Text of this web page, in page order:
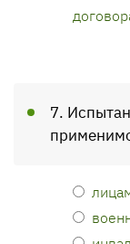
7.